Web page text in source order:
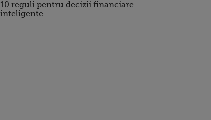
10 reguli pentru decizii financiare
inteligente